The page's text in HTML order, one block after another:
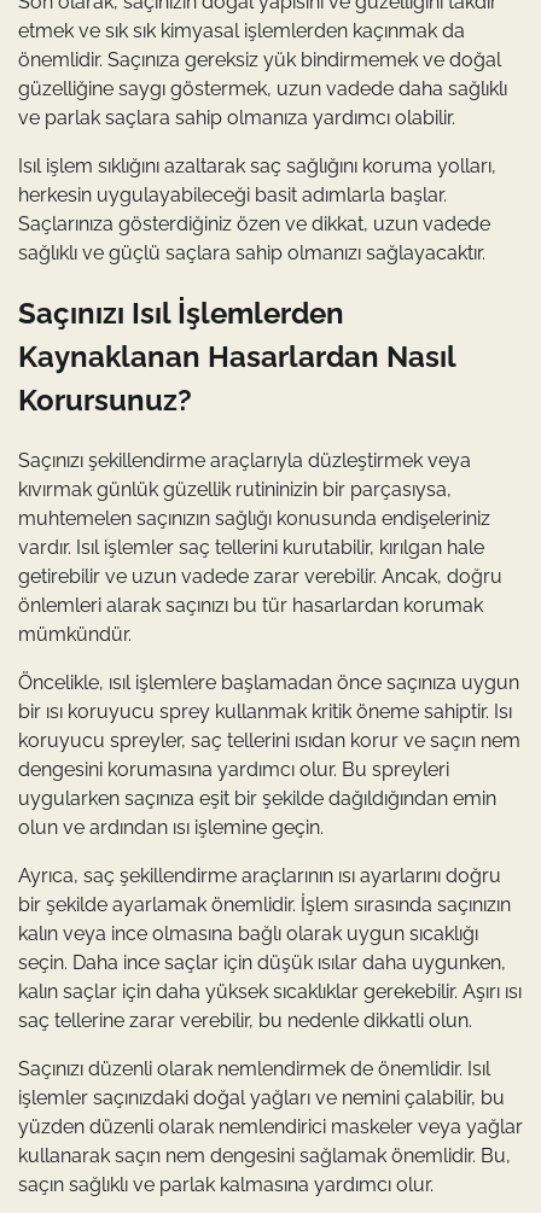
etmek ve sık sık kimyasal işlemlerden kaçınmak da
önemlidir. Saçınıza gereksiz yük bindirmemek ve doğal
güzelliğine saygı göstermek, uzun vadede daha sağlıklı
ve parlak saçlara sahip olmanıza yardımcı olabilir.
Isıl işlem sıklığını azaltarak saç sağlığını koruma yolları,
herkesin uygulayabileceği basit adımlarla başlar.
Saçlarınıza gösterdiğiniz özen ve dikkat, uzun vadede
sağlıklı ve güçlü saçlara sahip olmanızı sağlayacaktır.
Saçınızı Isıl İşlemlerden
Kaynaklanan Hasarlardan Nasıl
Korursunuz?
Saçınızı şekillendirme araçlarıyla düzleştirmek veya
kıvırmak günlük güzellik rutininizin bir parçasıysa,
muhtemelen saçınızın sağlığı konusunda endişeleriniz
vardır. Isıl işlemler saç tellerini kurutabilir, kırılgan hale
getirebilir ve uzun vadede zarar verebilir. Ancak, doğru
önlemleri alarak saçınızı bu tür hasarlardan korumak
mümkündür.
Öncelikle, ısıl işlemlere başlamadan önce saçınıza uygun
bir ısı koruyucu sprey kullanmak kritik öneme sahiptir. Isı
koruyucu spreyler, saç tellerini ısıdan korur ve saçın nem
dengesini korumasına yardımcı olur. Bu spreyleri
uygularken saçınıza eşit bir şekilde dağıldığından emin
olun ve ardından ısı işlemine geçin.
Ayrıca, saç şekillendirme araçlarının ısı ayarlarını doğru
bir şekilde ayarlamak önemlidir. İşlem sırasında saçınızın
kalın veya ince olmasına bağlı olarak uygun sıcaklığı
seçin. Daha ince saçlar için düşük ısılar daha uygunken,
kalın saçlar için daha yüksek sıcaklıklar gerekebilir. Aşırı ısı
saç tellerine zarar verebilir, bu nedenle dikkatli olun.
Saçınızı düzenli olarak nemlendirmek de önemlidir. Isıl
işlemler saçınızdaki doğal yağları ve nemini çalabilir, bu
yüzden düzenli olarak nemlendirici maskeler veya yağlar
kullanarak saçın nem dengesini sağlamak önemlidir. Bu,
saçın sağlıklı ve parlak kalmasına yardımcı olur.